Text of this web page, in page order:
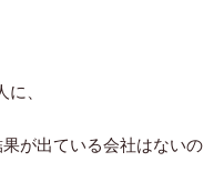
、
果が出ている会社はないの